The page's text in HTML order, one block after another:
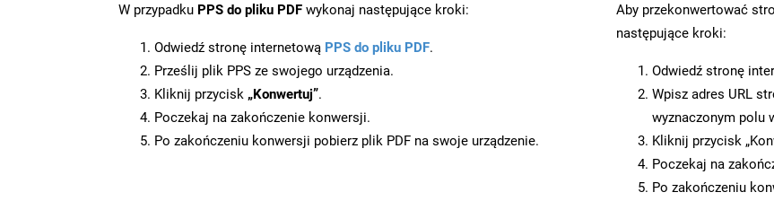
W przypadku PPS do pliku PDF wykonaj następujące kroki:
Odwiedź stronę internetową PPS do pliku PDF.
Prześlij plik PPS ze swojego urządzenia.
Kliknij przycisk „Konwertuj”.
Poczekaj na zakończenie konwersji.
Po zakończeniu konwersji pobierz plik PDF na swoje urządzenie.
Aby przekonwertować
następujące kroki:
Odwiedź stronę
Wpisz adres URL
wyznaczonym polu
Kliknij przycisk
Poczekaj na
Po zakończeniu